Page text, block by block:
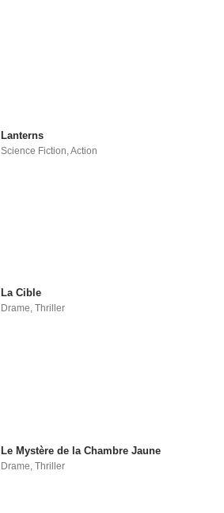
Lanterns
Science Fiction,Action
La Cible
Drame,Thriller
Le Mystère de la Chambre Jaune
Drame ,Thriller